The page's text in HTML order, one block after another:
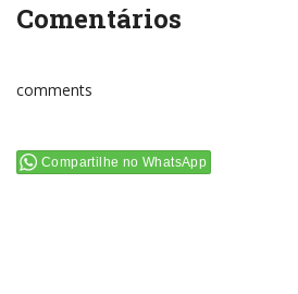
Comentários
comments
Compartilhe no WhatsApp